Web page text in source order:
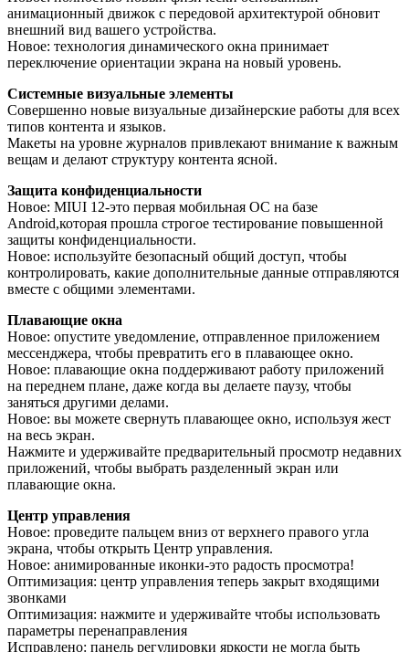
анимационный движок с передовой архитектурой обновит
внешний вид вашего устройства.
Новое: технология динамического окна принимает
переключение ориентации экрана на новый уровень.
Системные визуальные элементы
Совершенно новые визуальные дизайнерские работы для всех
типов контента и языков.
Макеты на уровне журналов привлекают внимание к важным
вещам и делают структуру контента ясной.
Защита конфиденциальности
Новое: MIUI 12-это первая мобильная ОС на базе
Android,которая прошла строгое тестирование повышенной
защиты конфиденциальности.
Новое: используйте безопасный общий доступ, чтобы
контролировать, какие дополнительные данные отправляются
вместе с общими элементами.
Плавающие окна
Новое: опустите уведомление, отправленное приложением
мессенджера, чтобы превратить его в плавающее окно.
Новое: плавающие окна поддерживают работу приложений
на переднем плане, даже когда вы делаете паузу, чтобы
заняться другими делами.
Новое: вы можете свернуть плавающее окно, используя жест
на весь экран.
Нажмите и удерживайте предварительный просмотр недавних
приложений, чтобы выбрать разделенный экран или
плавающие окна.
Центр управления
Новое: проведите пальцем вниз от верхнего правого угла
экрана, чтобы открыть Центр управления.
Новое: анимированные иконки-это радость просмотра!
Оптимизация: центр управления теперь закрыт входящими
звонками
Оптимизация: нажмите и удерживайте чтобы использовать
параметры перенаправления
Исправлено: панель регулировки яркости не могла быть